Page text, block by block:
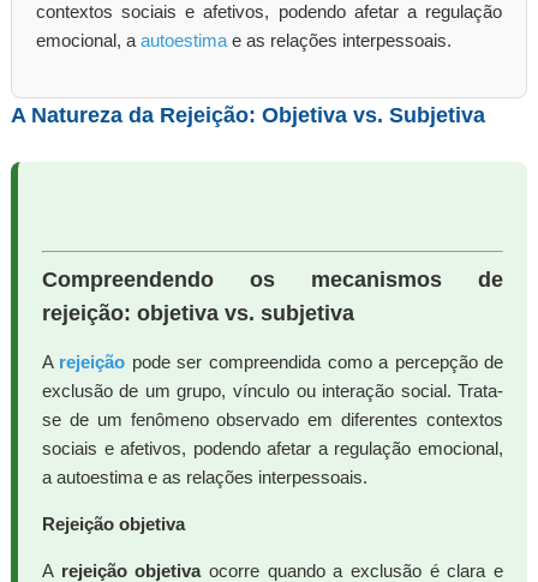
contextos sociais e afetivos, podendo afetar a regulação
emocional, a autoestimae as relações interpessoais.
A Natureza da Rejeição: Objetiva vs. Subjetiva
Compreendendo os mecanismos de
rejeição: objetiva vs. subjetiva
A rejeição pode ser compreendida como a percepção de
exclusão de um grupo, vínculo ou interação social. Trata-
se de um fenômeno observado em diferentes contextos
sociais e afetivos, podendo afetar a regulação emocional,
a autoestima e as relações interpessoais.
Rejeição objetiva
A rejeição objetivaocorre quando a exclusão é clara e